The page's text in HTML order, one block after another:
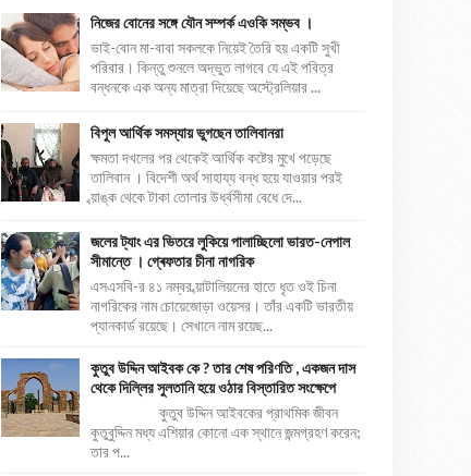
নিজের বোনের সঙ্গে যৌন সম্পর্ক এওকি সম্ভব ।
ভাই-বোন মা-বাবা সকলকে নিয়েই তৈরি হয় একটি সুখী
পরিবার। কিন্তু শুনলে অদ্ভুত লাগবে যে এই পবিত্র
বন্ধনকে এক অন্য মাত্রা দিয়েছে অস্ট্রেলিয়ার ...
বিপুল আর্থিক সমস্যায় ভুগছেন তালিবানরা
ক্ষমতা দখলের পর থেকেই আর্থিক কষ্টের মুখে পড়েছে
তালিবান । বিদেশী অর্থ সাহায্য বন্ধ হয়ে যাওয়ার পরই
ব্য়াঙ্ক থেকে টাকা তোলার উর্ধ্বসীমা বেধে দে...
জলের ট্যাং এর ভিতরে লুকিয়ে পালাচ্ছিলো ভারত-নেপাল
সীমান্তে । গ্ৰেফতার চীনা নাগরিক
এসএসবি-র ৪১ নম্বর ব্য়াটালিয়নের হাতে ধৃত ওই চিনা
নাগরিকের নাম চোয়েজোড়া ওয়েসর। তাঁর একটি ভারতীয়
প্যানকার্ড রয়েছে। সেখানে নাম রয়েছ...
কুতুব উদ্দিন আইবক কে ? তার শেষ পরিণতি , একজন দাস
থেকে দিল্লির সুলতানি হয়ে ওঠার বিস্তারিত সংক্ষেপে
কুতুব উদ্দিন আইবকের প্রাথমিক জীবন
কুতুবুদ্দিন মধ্য এশিয়ার কোনো এক স্থানে জন্মগ্রহণ করেন;
তার প...